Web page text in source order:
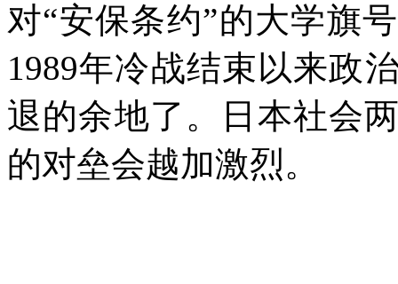
对“安保条约”的大学旗
1989年冷战结束以来政
退的余地了。日本社会
的对垒会越加激烈。